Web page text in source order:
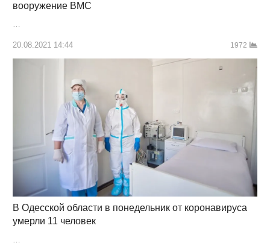
вооружение ВМС
20.08.2021 14:44 1972
В Одесской области в понедельник от коронавируса
умерли 11 человек